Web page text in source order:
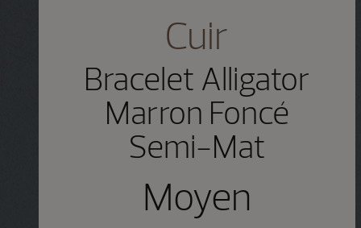
Cuir
Bracelet Alligator
Marron Foncé
Semi-Mat
Moyen